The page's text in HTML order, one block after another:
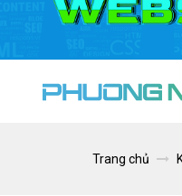
Trang chủ